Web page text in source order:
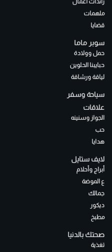
رائدات أعمال
ملهمات
قضايا
سوبر ماما
حمل وولادة
حبايبنا الحلوين
لياقة ورشاقة
سياحة وسفر
علاقات
الجواز وسنينه
حب
هدايا
لايف ستايل
أبراج وأحلام
ع الموضة
جمالك
ديكور
مطبخ
صحتك بالدنيا
تغذية